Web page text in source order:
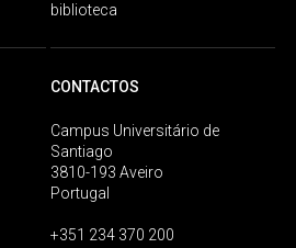
biblioteca
CONTACTOS
Campus Universitário de
Santiago
3810-193 Aveiro
Portugal
+351 234 370 200